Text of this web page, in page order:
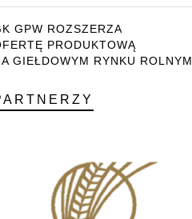
GPW ROZSZERZA
PRODUKTOWĄ
GIEŁDOWYM RYNKU ROLNYM